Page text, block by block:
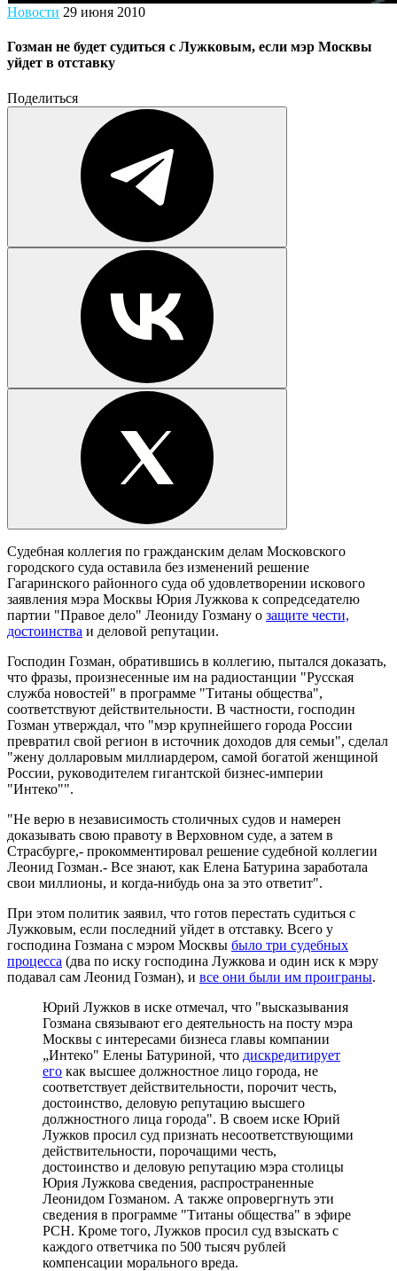
Новости 29 июня 2010
Гозман не будет судиться с Лужковым, если мэр Москвы
уйдет в отставку
Поделиться
Судебная коллегия по гражданским делам Московского
городского суда оставила без изменений решение
Гагаринского районного суда об удовлетворении искового
заявления мэра Москвы Юрия Лужкова к сопредседателю
партии "Правое дело" Леониду Гозману о защите чести,
достоинства и деловой репутации.
Господин Гозман, обратившись в коллегию, пытался доказать,
что фразы, произнесенные им на радиостанции "Русская
служба новостей" в программе "Титаны общества",
соответствуют действительности. В частности, господин
Гозман утверждал, что "мэр крупнейшего города России
превратил свой регион в источник доходов для семьи", сделал
"жену долларовым миллиардером, самой богатой женщиной
России, руководителем гигантской бизнес-империи
"Интеко"".
"Не верю в независимость столичных судов и намерен
доказывать свою правоту в Верховном суде, а затем в
Страсбурге,- прокомментировал решение судебной коллегии
Леонид Гозман.- Все знают, как Елена Батурина заработала
свои миллионы, и когда-нибудь она за это ответит".
При этом политик заявил, что готов перестать судиться с
Лужковым, если последний уйдет в отставку. Всего у
господина Гозмана с мэром Москвы было три судебных
процесса (два по иску господина Лужкова и один иск к мэру
подавал сам Леонид Гозман), и все они были им проиграны.
Юрий Лужков в иске отмечал, что "высказывания
Гозмана связывают его деятельность на посту мэра
Москвы с интересами бизнеса главы компании
„Интеко" Елены Батуриной, что дискредитирует
его как высшее должностное лицо города, не
соответствует действительности, порочит честь,
достоинство, деловую репутацию высшего
должностного лица города". В своем иске Юрий
Лужков просил суд признать несоответствующими
действительности, порочащими честь,
достоинство и деловую репутацию мэра столицы
Юрия Лужкова сведения, распространенные
Леонидом Гозманом. А также опровергнуть эти
сведения в программе "Титаны общества" в эфире
РСН. Кроме того, Лужков просил суд взыскать с
каждого ответчика по 500 тысяч рублей
компенсации морального вреда.